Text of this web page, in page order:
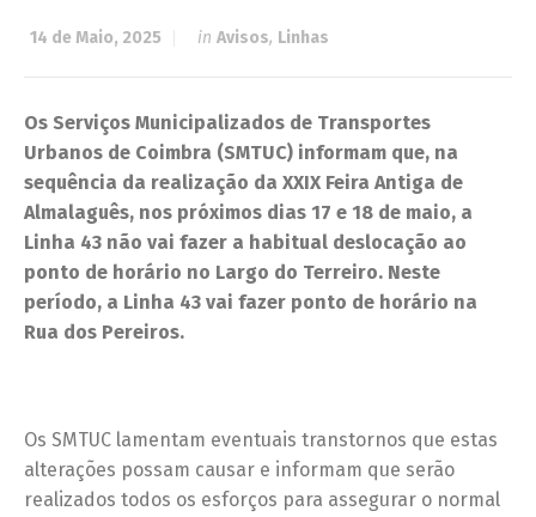
14 de Maio, 2025 in Avisos, Linhas
Os Serviços Municipalizados de Transportes
Urbanos de Coimbra (SMTUC) informam que, na
sequência da realização da XXIX Feira Antiga de
Almalaguês, nos próximos dias 17 e 18 de maio, a
Linha 43 não vai fazer a habitual deslocação ao
ponto de horário no Largo do Terreiro. Neste
período, a Linha 43 vai fazer ponto de horário na
Rua dos Pereiros.
Os SMTUC lamentam eventuais transtornos que estas
alterações possam causar e informam que serão
realizados todos os esforços para assegurar o normal